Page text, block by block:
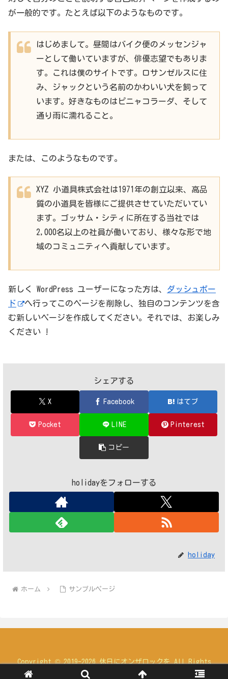
が一般的です。たとえば以下のようなものです。
はじめまして。昼間はバイク便のメッセンジャ
ーとして働いていますが、俳優志望でもありま
す。これは僕のサイトです。ロサンゼルスに住
み、ジャックという名前のかわいい犬を飼って
います。好きなものはピニャコラーダ、そして
通り雨に濡れること。
または、このようなものです。
XYZ 小道具株式会社は1971年の創立以来、高品
質の小道具を皆様にご提供させていただいてい
ます。ゴッサム・シティに所在する当社では
2,000名以上の社員が働いており、様々な形で地
域のコミュニティへ貢献しています。
新しく WordPress ユーザーになった方は、 ダッシュボー
ド
へ行ってこのページを削除し、独自のコンテンツを含
む新しいページを作成してください。それでは、お楽しみ
ください !
シェアする
X Facebook はてブ
Pocket LINE Pinterest
コピー
holidayをフォローする
holiday
ホーム サンプルページ
Copyright © 2019-2026 休日にオンザロックを All Rights